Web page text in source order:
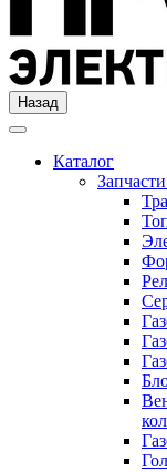
Назад
Каталог